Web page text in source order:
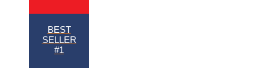
BEST
SELLER
#1